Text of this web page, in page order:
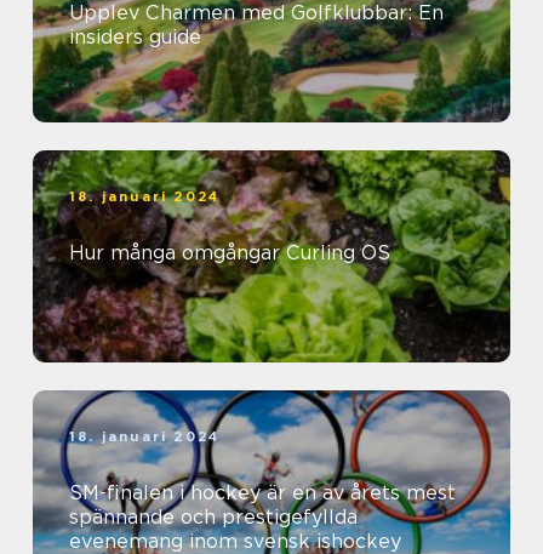
Upplev Charmen med Golfklubbar: En
insiders guide
18. januari 2024
Hur många omgångar Curling OS
18. januari 2024
SM-finalen i hockey är en av årets mest
spännande och prestigefyllda
evenemang inom svensk ishockey